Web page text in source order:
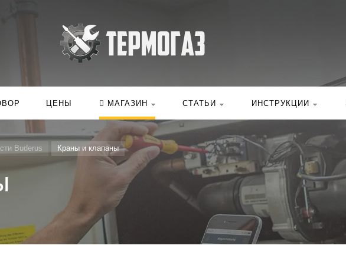
ЦЕНЫ МАГАЗИН СТАТЬИ ИНСТРУКЦИИ
Buderus Краны и клапаны